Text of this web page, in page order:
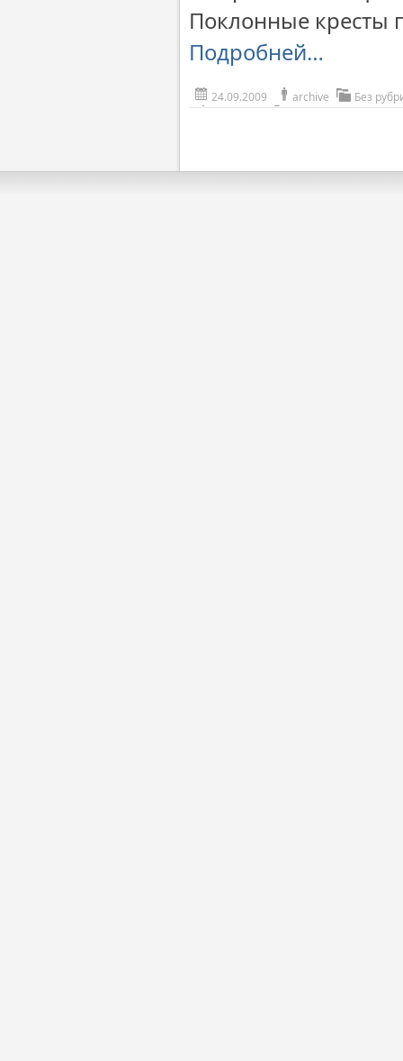
Поклонные кресты
Подробней…
24.09.2009 archive Без